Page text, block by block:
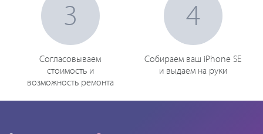
3
Согласовываем
стоимость и
возможность ремонта
4
Собираем ваш iPhone SE
и выдаем на руки